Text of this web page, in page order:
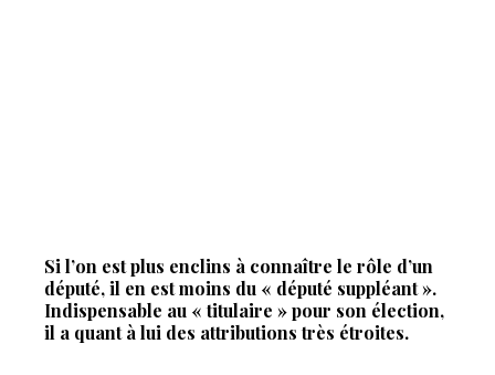
Si l’on est plus enclins à connaître le rôle d’un
député, il en est moins du « député suppléant ».
Indispensable au « titulaire » pour son élection,
il a quant à lui des attributions très étroites.